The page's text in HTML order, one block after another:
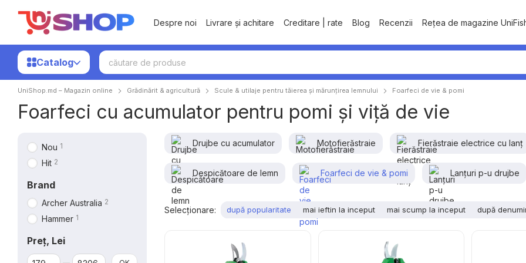
Mergi la conținutul principal
Despre noi
Livrare și achitare Creditare | rate Blog Recenzii Rețea de magazine
Catalog
UniShop.md – Magazin online Grădinărit & agricultură Scule & utilaje pentru tăierea și mărunțirea lemnului Foarfeci de vie & pomi
Foarfeci cu acumulator pentru pomi și viță de vie
Drujbe cu acumulator Motofierăstraie Fierăstraie electrice cu lanț
Despicătoare de lemn Foarfeci de vie & pomi Lanțuri p-u drujbe
Selecționare: după popularitate mai ieftin la inceput mai scump la inceput după
Nou 1
Hit 2
Brand
Archer Australia 2
Hammer 1
Preț, Lei
De la Preț, Lei
Până la Preț, Lei